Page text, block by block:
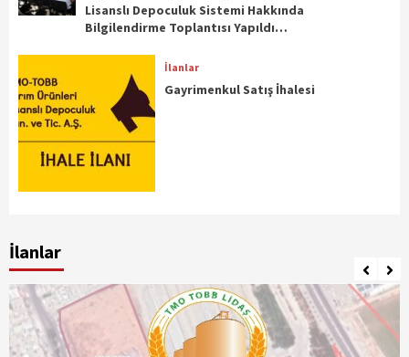
Lisanslı Depoculuk Sistemi Hakkında
Bilgilendirme Toplantısı Yapıldı…
İlanlar
Gayrimenkul Satış İhalesi
İlanlar